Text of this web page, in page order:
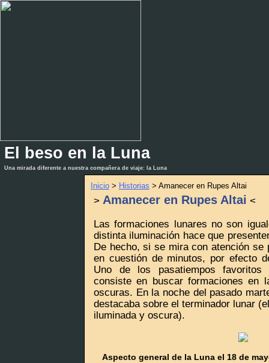
El beso en la Luna
Una mirada diferente a nuestra compañera de viaje: la Luna
Inicio > Historias > Amanecer en Rupes Altai
> Amanecer en Rupes Altai <
Las formaciones lunares no son
distinta iluminación hace que
De hecho, si se mira con atención se
en cuestión de minutos, por efecto
Uno de los pasatiempos favoritos
consiste en buscar formaciones en
oscuras. En la noche del pasado
destacaba sobre el terminador lunar
iluminada y oscura).
Aspecto general de la Luna el 18 de